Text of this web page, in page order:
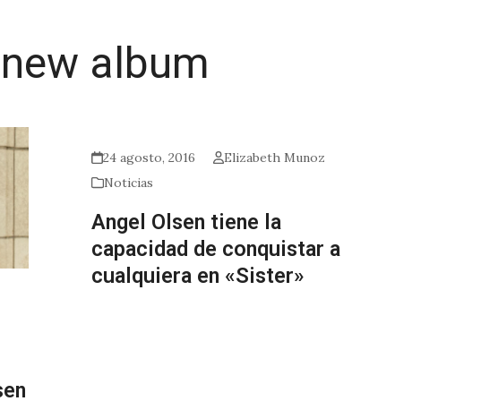
album
24 agosto, 2016
Elizabeth Munoz
Noticias
Angel Olsen tiene la
capacidad de conquistar a
cualquiera en «Sister»